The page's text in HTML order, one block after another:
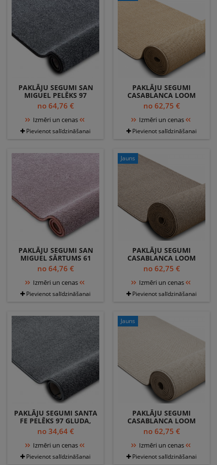
PAKLĀJU SEGUMI SAN
MIGUEL PELĒKS 97
GLUDA, VIENDABĪGA,
VIENKRĀSAINS
no 64,76 €
Izmēri un cenas
Pievienot salīdzināšanai
PAKLĀJU SEGUMI
CASABLANCA LOOM
BĒŠS, CILPA, MĪKSTS,
IEKŠTELPĀS UN ĀRĀ
no 62,75 €
Izmēri un cenas
Pievienot salīdzināšanai
PAKLĀJU SEGUMI SAN
MIGUEL SĀRTUMS 61
GLUDA, VIENDABĪGA,
VIENKRĀSAINS
no 64,76 €
Izmēri un cenas
Pievienot salīdzināšanai
Jauns
PAKLĀJU SEGUMI
CASABLANCA LOOM
BRŪNA, CILPA, MĪKSTS
IEKŠTELPĀS UN ĀRĀ
no 62,75 €
Izmēri un cenas
Pievienot salīdzināšanai
PAKLĀJU SEGUMI SANTA
FE PELĒKS 97 GLUDA,
VIENDABĪGA,
VIENKRĀSAINS
no 34,64 €
Izmēri un cenas
Pievienot salīdzināšanai
Jauns
PAKLĀJU SEGUMI
CASABLANCA LOOM
KRĒMS, CILPA, MĪKSTS
IEKŠTELPĀS UN ĀRĀ
no 62,75 €
Izmēri un cenas
Pievienot salīdzināšanai